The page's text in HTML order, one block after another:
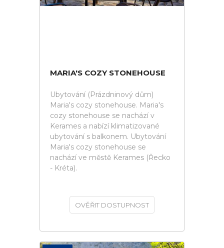
MARIA'S COZY STONEHOUSE
Ubytování (Prázdninový dům)
Maria's cozy stonehouse. Maria's
cozy stonehouse se nachází v
Kerames a nabízí klimatizované
ubytování s balkonem. Ubytování
Maria's cozy stonehouse se
nachází ve městě Kerames (Řecko
- Kréta).
OVĚŘIT DOSTUPNOST